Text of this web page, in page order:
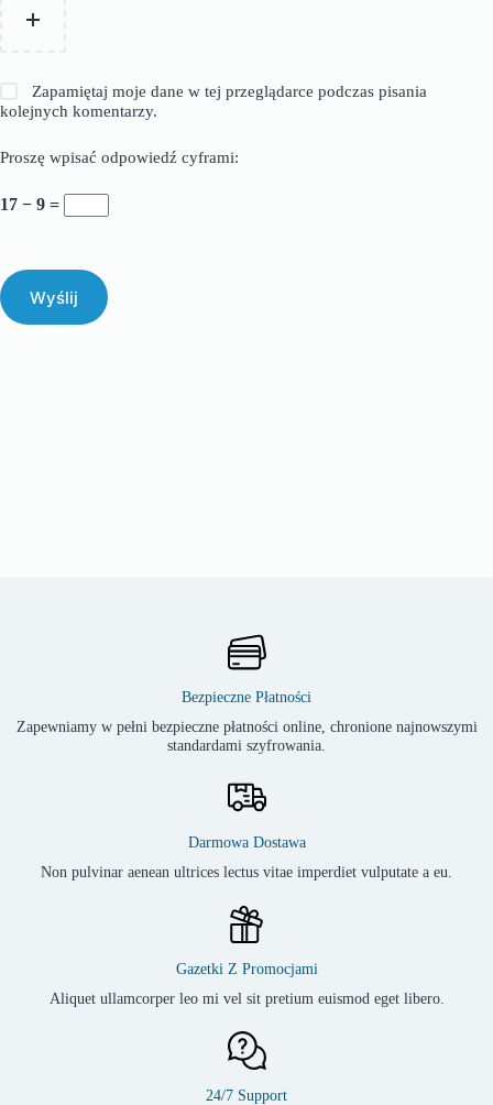
Zapamiętaj moje dane w tej przeglądarce podczas pisania
kolejnych komentarzy.
Proszę wpisać odpowiedź cyframi:
17 − 9 =
Wyślij
Bezpieczne Płatności
Zapewniamy w pełni bezpieczne płatności online, chronione najnowszymi
standardami szyfrowania.
Darmowa Dostawa
Non pulvinar aenean ultrices lectus vitae imperdiet vulputate a eu.
Gazetki Z Promocjami
Aliquet ullamcorper leo mi vel sit pretium euismod eget libero.
24/7 Support